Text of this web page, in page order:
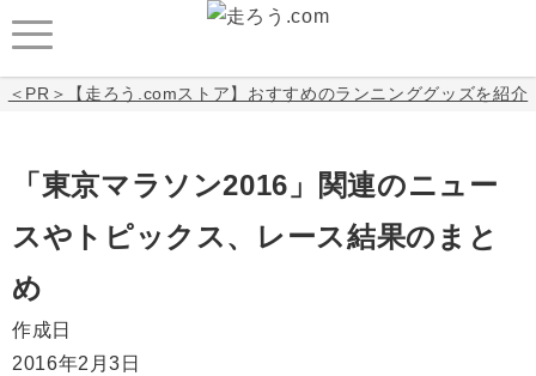
＜PR＞【走ろう.comストア】おすすめのランニンググッズを紹介
「東京マラソン2016」関連のニュー
スやトピックス、レース結果のまと
め
作成日
2016年2月3日